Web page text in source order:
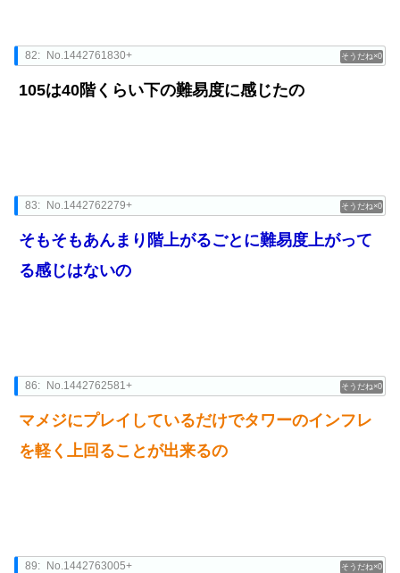
0
82: No.1442761830+
105は40階くらい下の難易度に感じたの
0
83: No.1442762279+
そもそもあんまり階上がるごとに難易度上がって
る感じはないの
0
86: No.1442762581+
マメジにプレイしているだけでタワーのインフレ
を軽く上回ることが出来るの
0
89: No.1442763005+